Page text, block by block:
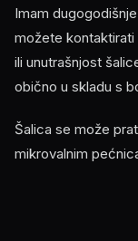
Imam
možete kontaktirati
ili unutrašnjost
obično u skladu s
Šalica se može
mikrovalnim